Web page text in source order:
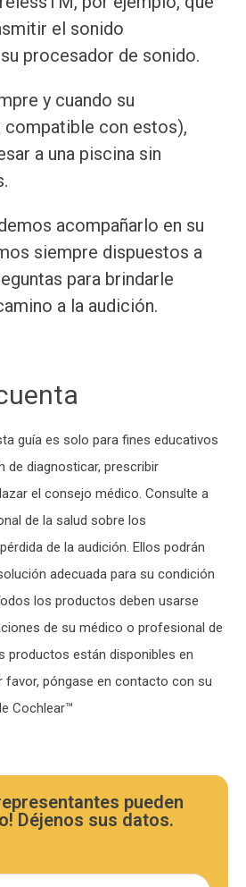
el sonido
procesador de sonido.
y cuando su
compatible con estos),
a una piscina sin
acompañarlo en su
siempre dispuestos a
para brindarle
a la audición.
guía es solo para fines educativos
de diagnosticar, prescribir
el consejo médico. Consulte a
de la salud sobre los
de la audición. Ellos podrán
adecuada para su condición
los productos deben usarse
de su médico o profesional de
productos están disponibles en
favor, póngase en contacto con su
Cochlear™
pueden
Déjenos sus datos.